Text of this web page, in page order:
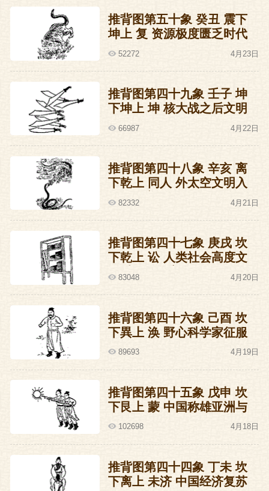
推背图第五十象 癸丑 震下
坤上 复 资源极度匮乏时代
战争预言
52272 4月23日
推背图第四十九象 壬子 坤
下坤上 坤 核大战之后文明
倒退的预言
66987 4月22日
推背图第四十八象 辛亥 离
下乾上 同人 外太空文明入
侵的预言
82332 4月21日
推背图第四十七象 庚戌 坎
下乾上 讼 人类社会高度文
明时代的预言
83048 4月20日
推背图第四十六象 己酉 坎
下異上 涣 野心科学家征服
世界失败的预言
89693 4月19日
推背图第四十五象 戊申 坎
下艮上 蒙 中国称雄亚洲与
日本挑衅失败的预言
102698 4月18日
推背图第四十四象 丁未 坎
下离上 未济 中国经济复苏